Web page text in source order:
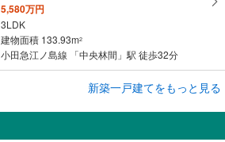
5,580万円
3LDK
建物面積 133.93m2
小田急江ノ島線 「中央林間」駅 徒歩32分
新築一戸建てをもっと見る